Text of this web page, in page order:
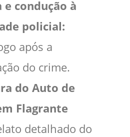
e condução à
policial:
após a
do crime.
do Auto de
Flagrante
detalhado do